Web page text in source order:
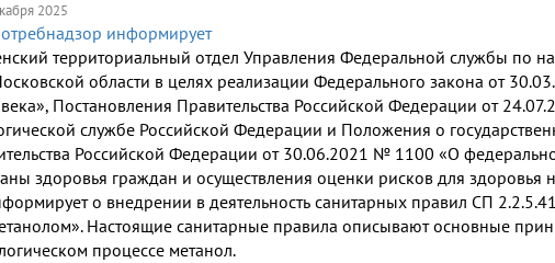
2025
информирует
территориальный отдел Управления Федеральной службы по
области в целях реализации Федерального закона от
Постановления Правительства Российской Федерации от
службе Российской Федерации и Положения о
Российской Федерации от 30.06.2021 № 1100 «О
здоровья граждан и осуществления оценки рисков для
о внедрении в деятельность санитарных правил СП
Настоящие санитарные правила описывают основные
процессе метанол.